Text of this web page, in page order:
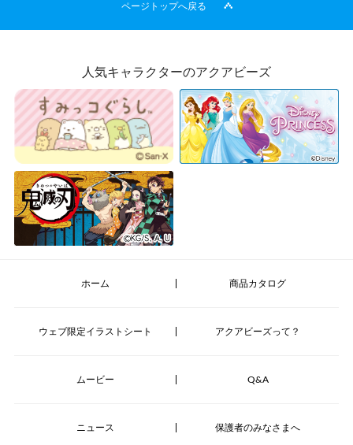
ページトップへ戻る
人気キャラクターのアクアビーズ
ホーム 商品カタログ
ウェブ限定イラストシート アクアビーズって？
ムービー Q&A
ニュース 保護者のみなさまへ